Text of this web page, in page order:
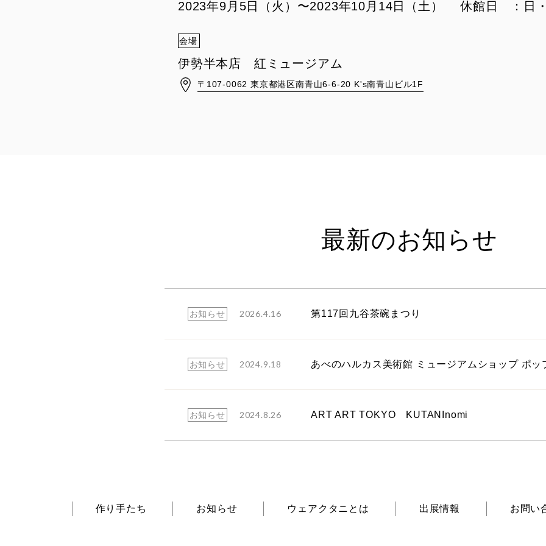
2023年9月5日（火）〜2023年10月14日（土） 休館日 ：日
会場
伊勢半本店 紅ミュージアム
〒107-0062 東京都港区南青山6-6-20 K's南青山ビル1F
最新のお知らせ
お知らせ 2026.4.16 第117回九谷茶碗まつり
お知らせ 2024.9.18 あべのハルカス美術館 ミュージアムショップ ポッ
お知らせ 2024.8.26 ART ART TOKYO KUTANInomi
作り手たち お知らせ ウェアクタニとは 出展情報 お問い